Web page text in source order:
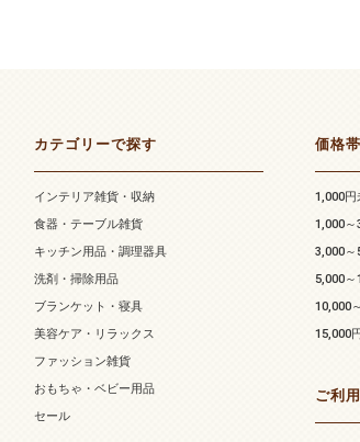
カテゴリーで探す
インテリア雑貨・収納
食器・テーブル雑貨
キッチン用品・調理器具
洗剤・掃除用品
ブランケット・寝具
美容ケア・リラックス
ファッション雑貨
おもちゃ・ベビー用品
セール
価格
1,000円
1,000～
3,000～
5,000
10,000
15,000
ご利